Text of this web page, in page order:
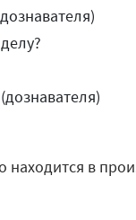
в